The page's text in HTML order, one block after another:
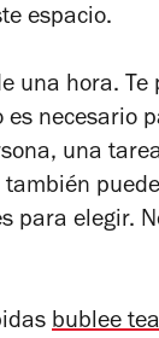
espacio.
una hora. Te
necesario
una
para elegir.
bublee tea